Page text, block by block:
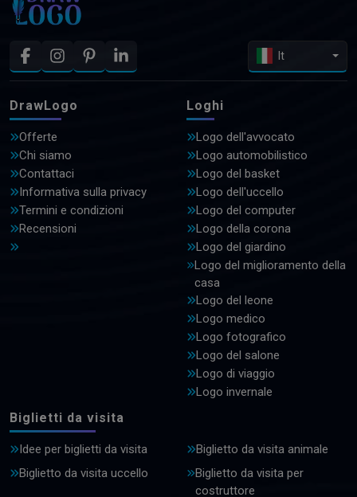
It
DrawLogo
Offerte
Chi siamo
Contattaci
Informativa sulla privacy
Termini e condizioni
Recensioni
Loghi
Logo dell'avvocato
Logo automobilistico
Logo del basket
Logo dell'uccello
Logo del computer
Logo della corona
Logo del giardino
Logo del miglioramento della
casa
Logo del leone
Logo medico
Logo fotografico
Logo del salone
Logo di viaggio
Logo invernale
Biglietti da visita
Idee per biglietti da visita
Biglietto da visita animale
Biglietto da visita uccello
Biglietto da visita per
costruttore